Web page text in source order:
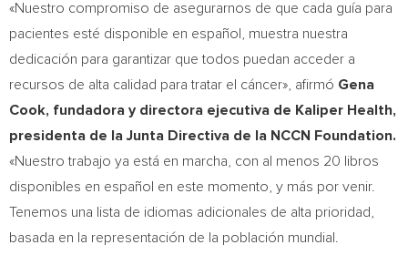
«Nuestro compromiso de asegurarnos de que cada guía para
pacientes esté disponible en español, muestra nuestra
dedicación para garantizar que todos puedan acceder a
recursos de alta calidad para tratar el cáncer», afirmó Gena
Cook, fundadora y directora ejecutiva de Kaliper Health,
presidenta de la Junta Directiva de la NCCN Foundation.
«Nuestro trabajo ya está en marcha, con al menos 20 libros
disponibles en español en este momento, y más por venir.
Tenemos una lista de idiomas adicionales de alta prioridad,
basada en la representación de la población mundial.